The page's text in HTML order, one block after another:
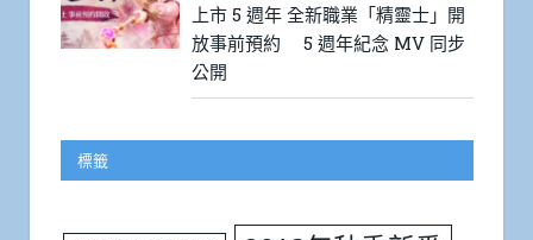
上市 5 週年 全新職業「精靈士」開
放事前預約 5 週年紀念 MV 同步
公開
標籤